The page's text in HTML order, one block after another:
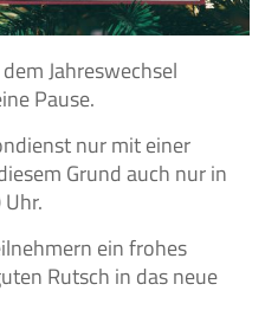
Jahreswechsel
Pause.
nur mit einer
Grund auch nur in
ein frohes
Rutsch in das neue